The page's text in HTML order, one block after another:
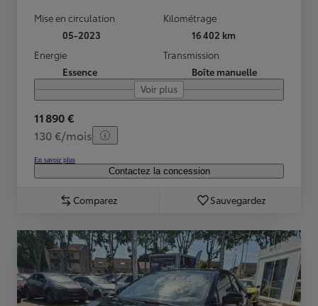
Mise en circulation
05-2023
Kilométrage
16 402 km
Energie
Essence
Transmission
Boîte manuelle
Voir plus
11 890 €
130 €/mois
En savoir plus
Contactez la concession
Comparez Sauvegardez